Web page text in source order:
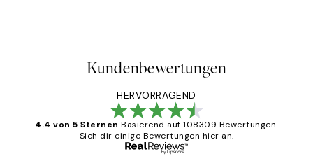
Kundenbewertungen
HERVORRAGEND
4.4 von 5 Sternen Basierend auf 108309 Bewertungen.
Sieh dir einige Bewertungen hier an.